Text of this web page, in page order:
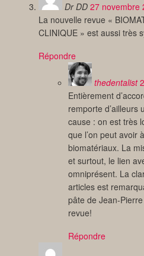
Dr DD 27 novembre
La nouvelle revue «
CLINIQUE » est aussi très
Répondre
thedentalist
Entièrement
remporte d’ailleurs
cause : on est très
que l’on peut avoir
biomatériaux. La
et surtout, le lien
omniprésent. La
articles est
pâte de Jean-
revue!
Répondre